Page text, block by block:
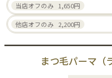
当店オフのみ 1,650円
他店オフのみ 2,200円
まつ毛パーマ（